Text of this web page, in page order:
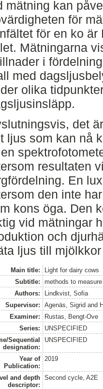
mätning kan
för
för en ko är
Mätningarna
i
med
olika
det
ljus som kan nå
resultaten
En
den inte
kons öga. Den
vid mätningar
och
ljus till
Main title:
Light for dairy cows
Subtitle:
methods to
Authors:
Lindkvist, Sofia
Supervisor:
Agenäs, Sigrid and
Examiner:
Rustas, Bengt-Ove
Series:
UNSPECIFIED
Sequential
designation:
UNSPECIFIED
Year of
Publication:
2019
and depth
descriptor:
Second cycle, A2E